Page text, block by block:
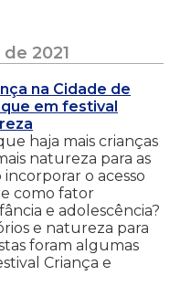
2021
na Cidade de
em festival
haja mais crianças
natureza para as
incorporar o acesso
como fator
e adolescência?
e natureza para
foram algumas
Criança e